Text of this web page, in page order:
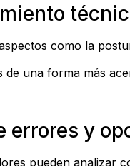
como la
de una forma más
errores y
pueden analizar